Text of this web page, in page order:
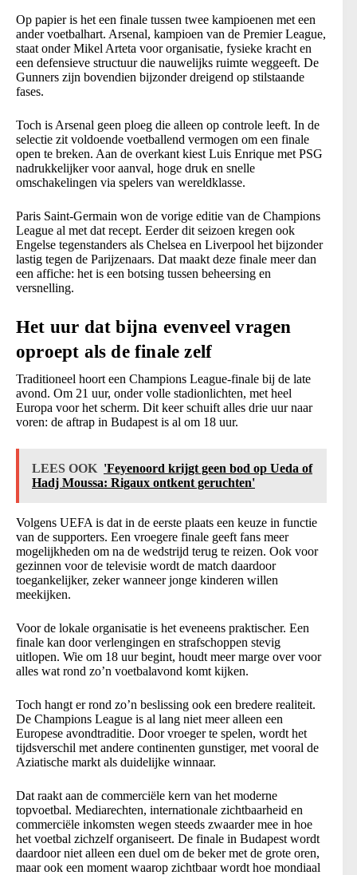
Op papier is het een finale tussen twee kampioenen met een
ander voetbalhart. Arsenal, kampioen van de Premier League,
staat onder Mikel Arteta voor organisatie, fysieke kracht en
een defensieve structuur die nauwelijks ruimte weggeeft. De
Gunners zijn bovendien bijzonder dreigend op stilstaande
fases.
Toch is Arsenal geen ploeg die alleen op controle leeft. In de
selectie zit voldoende voetballend vermogen om een finale
open te breken. Aan de overkant kiest Luis Enrique met PSG
nadrukkelijker voor aanval, hoge druk en snelle
omschakelingen via spelers van wereldklasse.
Paris Saint-Germain won de vorige editie van de Champions
League al met dat recept. Eerder dit seizoen kregen ook
Engelse tegenstanders als Chelsea en Liverpool het bijzonder
lastig tegen de Parijzenaars. Dat maakt deze finale meer dan
een affiche: het is een botsing tussen beheersing en
versnelling.
Het uur dat bijna evenveel vragen
oproept als de finale zelf
Traditioneel hoort een Champions League-finale bij de late
avond. Om 21 uur, onder volle stadionlichten, met heel
Europa voor het scherm. Dit keer schuift alles drie uur naar
voren: de aftrap in Budapest is al om 18 uur.
LEES OOK 'Feyenoord krijgt geen bod op Ueda of
Hadj Moussa: Rigaux ontkent geruchten'
Volgens UEFA is dat in de eerste plaats een keuze in functie
van de supporters. Een vroegere finale geeft fans meer
mogelijkheden om na de wedstrijd terug te reizen. Ook voor
gezinnen voor de televisie wordt de match daardoor
toegankelijker, zeker wanneer jonge kinderen willen
meekijken.
Voor de lokale organisatie is het eveneens praktischer. Een
finale kan door verlengingen en strafschoppen stevig
uitlopen. Wie om 18 uur begint, houdt meer marge over voor
alles wat rond zo’n voetbalavond komt kijken.
Toch hangt er rond zo’n beslissing ook een bredere realiteit.
De Champions League is al lang niet meer alleen een
Europese avondtraditie. Door vroeger te spelen, wordt het
tijdsverschil met andere continenten gunstiger, met vooral de
Aziatische markt als duidelijke winnaar.
Dat raakt aan de commerciële kern van het moderne
topvoetbal. Mediarechten, internationale zichtbaarheid en
commerciële inkomsten wegen steeds zwaarder mee in hoe
het voetbal zichzelf organiseert. De finale in Budapest wordt
daardoor niet alleen een duel om de beker met de grote oren,
maar ook een moment waarop zichtbaar wordt hoe mondiaal